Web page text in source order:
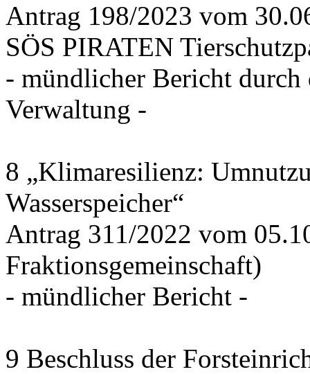
Antrag 198/2023 vom
SÖS PIRATEN
- mündlicher Bericht
Verwaltung -
8 „Klimaresilienz:
Wasserspeicher“
Antrag 311/2022 vom
Fraktionsgemeinschaft)
- mündlicher Bericht -
9 Beschluss der